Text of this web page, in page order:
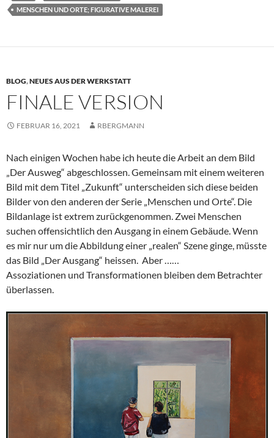
MENSCHEN UND ORTE; FIGURATIVE MALEREI
BLOG,NEUES AUS DER WERKSTATT
FINALE VERSION
FEBRUAR 16, 2021 RBERGMANN
Nach einigen Wochen habe ich heute die Arbeit an dem Bild
„Der Ausweg“ abgeschlossen. Gemeinsam mit einem weiteren
Bild mit dem Titel „Zukunft“ unterscheiden sich diese beiden
Bilder von den anderen der Serie „Menschen und Orte“. Die
Bildanlage ist extrem zurückgenommen. Zwei Menschen
suchen offensichtlich den Ausgang in einem Gebäude. Wenn
es mir nur um die Abbildung einer „realen“ Szene ginge, müsste
das Bild „Der Ausgang“ heissen. Aber ……
Assoziationen und Transformationen bleiben dem Betrachter
überlassen.